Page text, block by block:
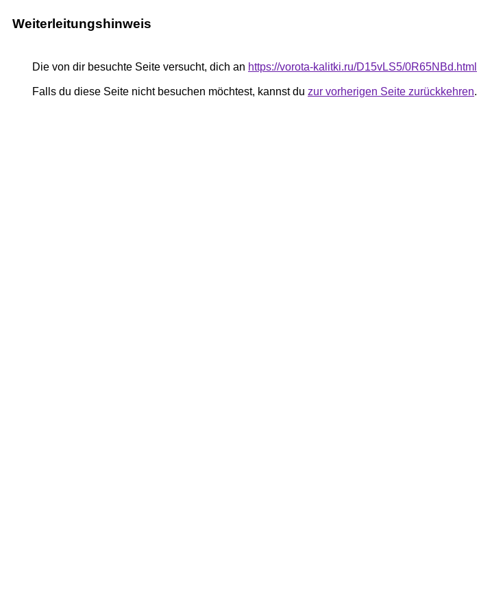
Weiterleitungshinweis
Die von dir besuchte Seite versucht, dich an https://vorota-kalitki.ru/D15vLS5/0R65NBd.html
Falls du diese Seite nicht besuchen möchtest, kannst du zur vorherigen Seite zurückkehren.